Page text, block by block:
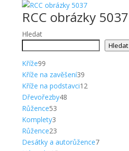
RCC obrázky 5037
Hledat
Hledat
Kříže9999
produktů
Kříže na zavěšení3939
produktů
Kříže na podstavci1212
Dřevořezby4848
Růžence5353
Komplety33
produkty
Růžence2323
produktů
Desátky a autorůžence77